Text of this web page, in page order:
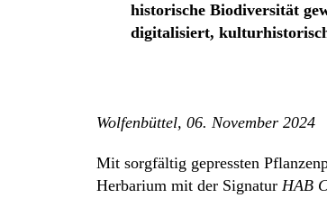
historische Biodiversität
digitalisiert,
Wolfenbüttel, 06. November 2024
Mit sorgfältig gepressten
Herbarium mit der Signatur HAB